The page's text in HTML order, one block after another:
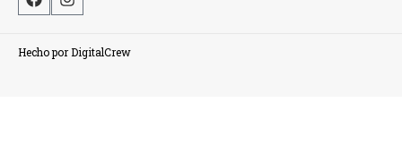
Hecho por DigitalCrew